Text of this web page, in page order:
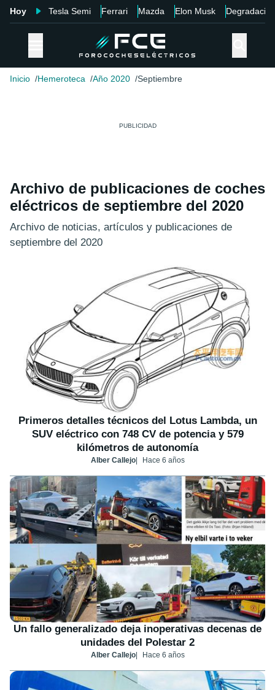
Hoy Tesla Semi Ferrari Mazda Elon Musk Degradación
Inicio Hemeroteca Año 2020 Septiembre
Archivo de publicaciones de coches
eléctricos de septiembre del 2020
Archivo de noticias, artículos y publicaciones de
septiembre del 2020
Primeros detalles técnicos del Lotus Lambda, un
SUV eléctrico con 748 CV de potencia y 579
kilómetros de autonomía
Alber Callejo Hace 6 años
Un fallo generalizado deja inoperativas decenas de
unidades del Polestar 2
Alber Callejo Hace 6 años